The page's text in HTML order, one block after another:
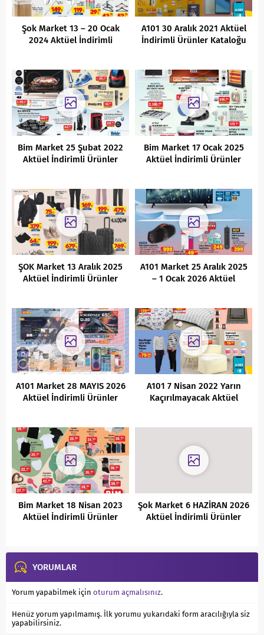
Şok Market 13 – 20 Ocak
2024 Aktüel İndirimli
A101 30 Aralık 2021 Aktüel
İndirimli Ürünler Kataloğu
Bim Market 25 Şubat 2022
Aktüel İndirimli Ürünler
Bim Market 17 Ocak 2025
Aktüel İndirimli Ürünler
ŞOK Market 13 Aralık 2025
Aktüel İndirimli Ürünler
A101 Market 25 Aralık 2025
– 1 Ocak 2026 Aktüel
A101 Market 28 MAYIS 2026
Aktüel İndirimli Ürünler
A101 7 Nisan 2022 Yarın
Kaçırılmayacak Aktüel
Bim Market 18 Nisan 2023
Aktüel İndirimli Ürünler
Şok Market 6 HAZİRAN 2026
Aktüel İndirimli Ürünler
YORUMLAR
Yorum yapabilmek için oturum açmalısınız.
Henüz yorum yapılmamış. İlk yorumu yukarıdaki form aracılığıyla siz
yapabilirsiniz.